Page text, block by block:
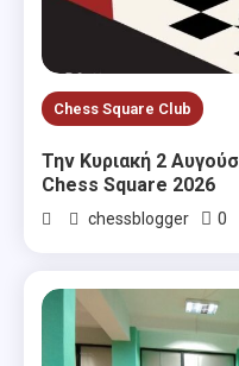
Chess Square Club
Την Κυριακή 2
Chess Square 2026
chessblogger 0